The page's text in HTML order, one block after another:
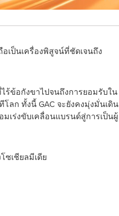
อเป็นเครื่องพิสูจน์ที่ชัดเจนถึง
ร้ข้อกังขาไปจนถึงการยอมรับใน
ลก ทั้งนี้ GAC จะยังคงมุ่งมั่นเดิน
เร่งขับเคลื่อนแบรนด์สู่การเป็นผู้
ซเชียลมีเดีย